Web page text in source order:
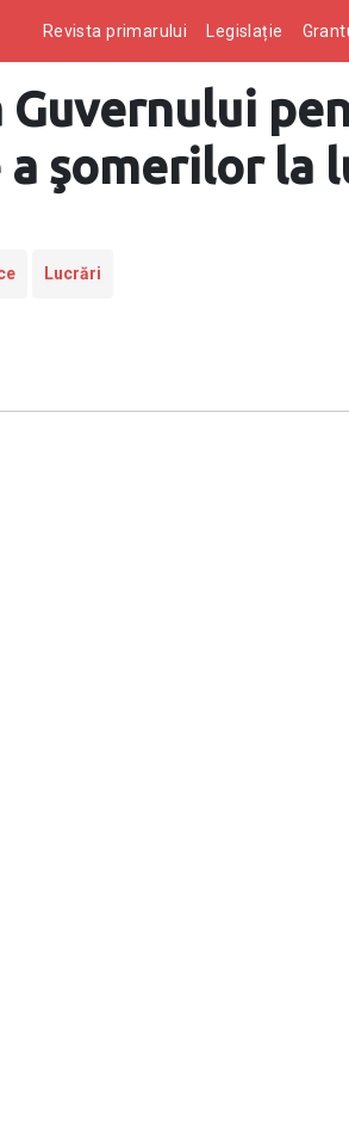
Revista primarului Legislație
Guvernului
şomerilor la
Lucrări